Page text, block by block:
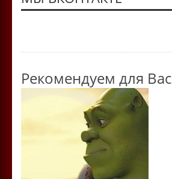
Рекомендуем для Вас